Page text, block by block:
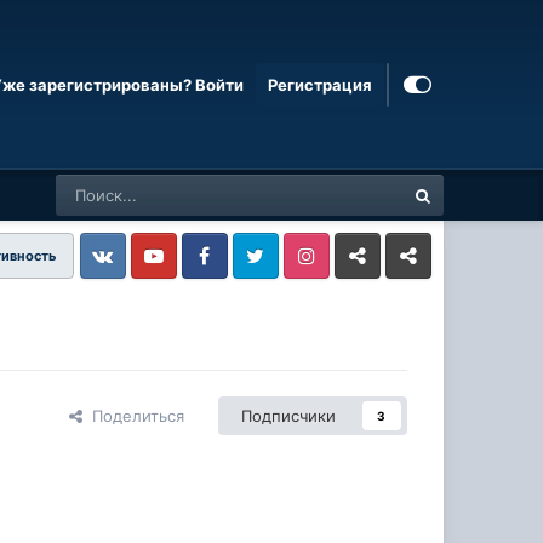
зарегистрированы? Войти Регистрация
VkontakteYouTube FacebookTwitter InstagramLivejournalOdnoklassniki
Поделиться Подписчики 3